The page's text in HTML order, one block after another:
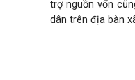
trợ nguồn vốn
dân trên địa bàn